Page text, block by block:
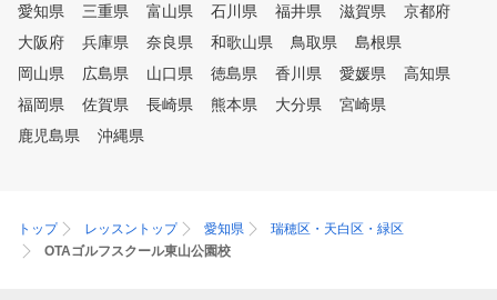
」内にあるため、年中無休で夜
遅くまで営業。お買い物やお食
事のついでにレッスンに通える
ため、便利で続けやすいと大変
ご好評を頂いております。
愛知県
三重県 富山県 石川県 福井県 滋賀県
京都府
大阪府
兵庫県 奈良県 和歌山県 鳥取県
島根県
岡山県
広島県 山口県 徳島県 香川県 愛媛県
高知県
福岡県
佐賀県 長崎県 熊本県 大分県
宮崎県
鹿児島県
沖縄県
トップ レッスントップ 愛知県
瑞穂区・天白区・緑区
OTAゴルフスクール東山公園校